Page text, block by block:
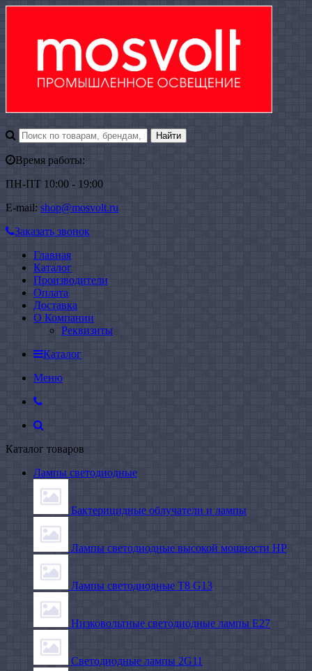
Время работы:
ПН-ПТ 10:00 - 19:00
E-mail: shop@mosvolt.ru
Заказать звонок
Главная
Каталог
Производители
Оплата
Доставка
О Компании
Реквизиты
Каталог
Меню
Каталог товаров
Лампы светодиодные
Бактерицидные облучатели и лампы
Лампы светодиодные высокой мощности HP
Лампы светодиодные Т8 G13
Низковольтные светодиодные лампы E27
Светодиодные лампы 2G11